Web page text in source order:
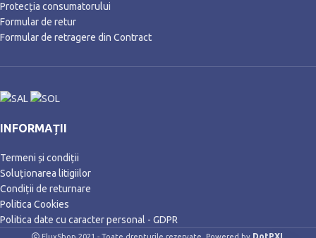
Protecția consumatorului
Formular de retur
Formular de retragere din Contract
INFORMAȚII
Termeni și condiții
Soluționarea litigiilor
Condiții de returnare
Politica Cookies
Politica date cu caracter personal - GDPR
DotPXL